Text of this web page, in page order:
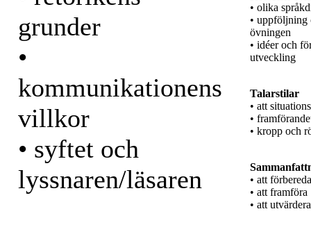
grunder
•
kommunikationens
villkor
• syftet och
lyssnaren/läsaren
• olika
• uppföljning
övningen
• idéer och
utveckling
Talarstilar
• att
•
• kropp och
• att förbereda
• att framföra
• att utvärdera